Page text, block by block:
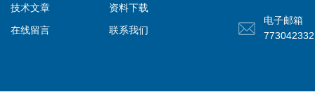
技术文章
资料下载
在线留言
联系我们
电子邮箱